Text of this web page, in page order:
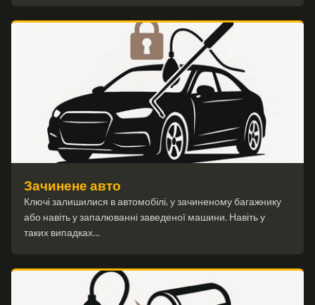
Зачинене авто
Ключі залишилися в автомобілі, у зачиненому багажнику
або навіть у запалюванні заведеної машини. Навіть у
таких випадках…